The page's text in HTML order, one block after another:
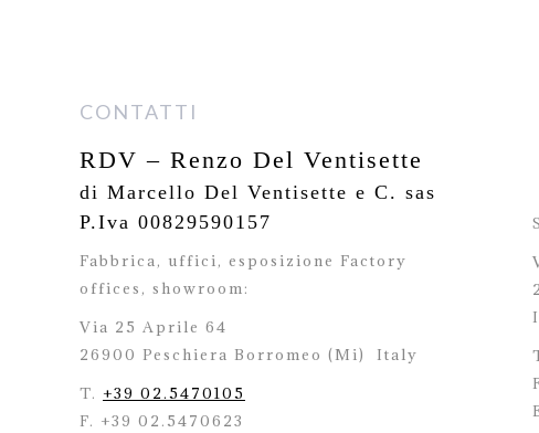
CONTATTI
RDV – Renzo Del Ventisette
di Marcello Del Ventisette e C. sas
P.Iva 00829590157
Fabbrica, uffici, esposizione Factory
offices, showroom:
Via 25 Aprile 64
26900 Peschiera Borromeo (Mi)
Italy
T. +39 02.5470105
F. +39 02.5470623